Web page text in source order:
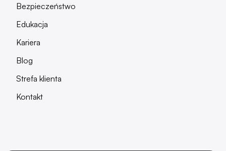
Bezpieczeństwo
Edukacja
Kariera
Blog
Strefa klienta
Kontakt